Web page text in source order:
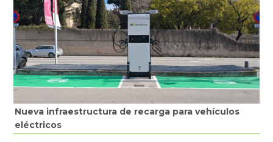
Nueva infraestructura de recarga para vehículos
eléctricos